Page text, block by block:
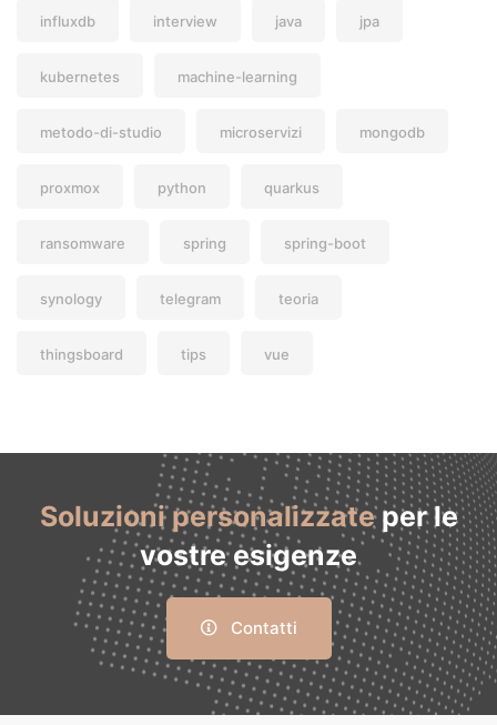
influxdb interview java jpa
kubernetes machine-learning
metodo-di-studio microservizi mongodb
proxmox python quarkus
ransomware spring spring-boot
synology telegram teoria
thingsboard tips vue
Soluzioni personalizzateper le
vostre esigenze
Contatti